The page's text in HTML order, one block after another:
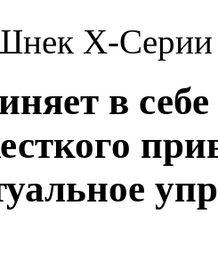
X-Серии
в